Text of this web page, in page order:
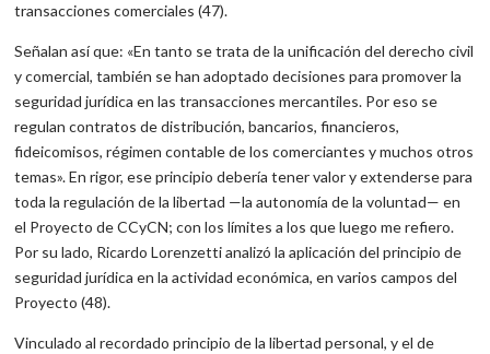
transacciones comerciales (47).
Señalan así que: «En tanto se trata de la unificación del derecho civil
y comercial, también se han adoptado decisiones para promover la
seguridad jurídica en las transacciones mercantiles. Por eso se
regulan contratos de distribución, bancarios, financieros,
fideicomisos, régimen contable de los comerciantes y muchos otros
temas». En rigor, ese principio debería tener valor y extenderse para
toda la regulación de la libertad —la autonomía de la voluntad— en
el Proyecto de CCyCN; con los límites a los que luego me refiero.
Por su lado, Ricardo Lorenzetti analizó la aplicación del principio de
seguridad jurídica en la actividad económica, en varios campos del
Proyecto (48).
Vinculado al recordado principio de la libertad personal, y el de